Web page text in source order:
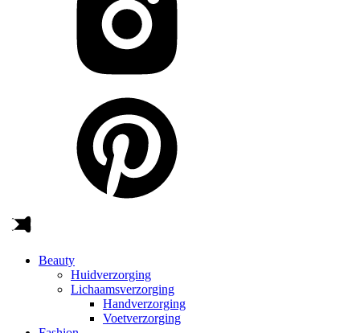
Beauty
Huidverzorging
Lichaamsverzorging
Handverzorging
Voetverzorging